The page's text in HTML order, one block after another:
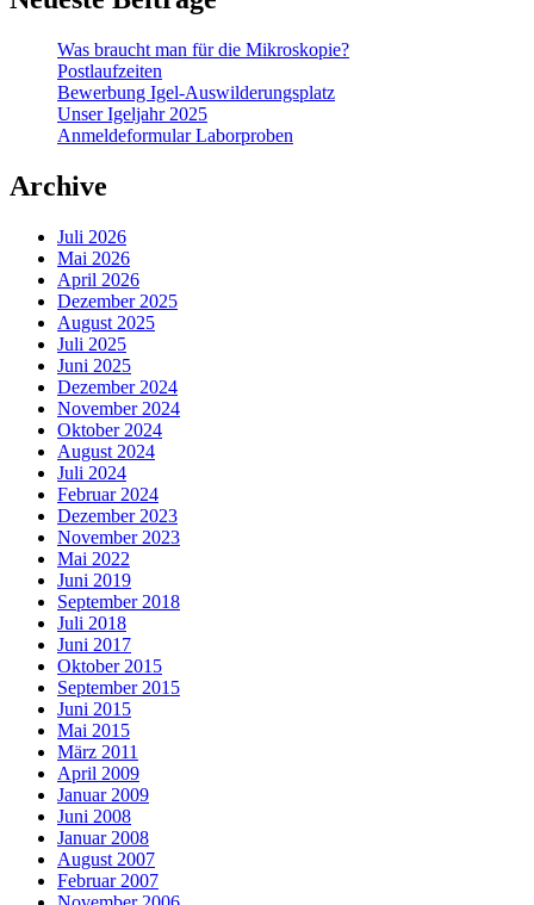
Was braucht man für die Mikroskopie?
Postlaufzeiten
Bewerbung Igel-Auswilderungsplatz
Unser Igeljahr 2025
Anmeldeformular Laborproben
Archive
Juli 2026
Mai 2026
April 2026
Dezember 2025
August 2025
Juli 2025
Juni 2025
Dezember 2024
November 2024
Oktober 2024
August 2024
Juli 2024
Februar 2024
Dezember 2023
November 2023
Mai 2022
Juni 2019
September 2018
Juli 2018
Juni 2017
Oktober 2015
September 2015
Juni 2015
Mai 2015
März 2011
April 2009
Januar 2009
Juni 2008
Januar 2008
August 2007
Februar 2007